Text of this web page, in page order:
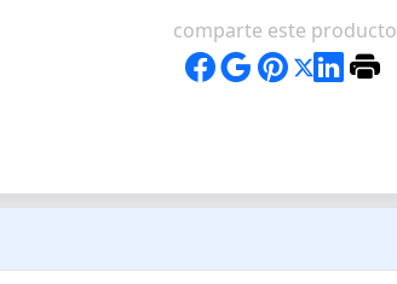
comparte este producto